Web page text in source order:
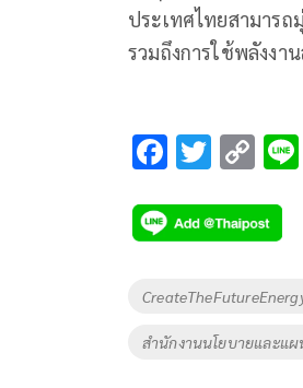
ประเทศไทยสามาร
รวมถึงการใช้พลังง
F
e
b
o
o
k
T
tt
er
C
p
y
Li
k
Tags
สำนักงานนโยบายและแ